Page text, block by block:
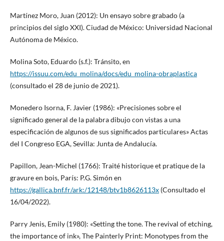
Martínez Moro, Juan (2012): Un ensayo sobre grabado (a
principios del siglo XXI). Ciudad de México: Universidad Nacional
Autónoma de México.
Molina Soto, Eduardo (s.f.): Tránsito, en
https://issuu.com/edu_molina/docs/edu_molina-obraplastica
(consultado el 28 de junio de 2021).
Monedero Isorna, F. Javier (1986): «Precisiones sobre el
significado general de la palabra dibujo con vistas a una
especificación de algunos de sus significados particulares» Actas
del I Congreso EGA, Sevilla: Junta de Andalucía.
Papillon, Jean-Michel (1766): Traité historique et pratique de la
gravure en bois, París: P.G. Simón en
https://gallica.bnf.fr/ark:/12148/btv1b8626113x(Consultado el
16/04/2022).
Parry Jenis, Emily (1980): «Setting the tone. The revival of etching,
the importance of ink», The Painterly Print: Monotypes from the